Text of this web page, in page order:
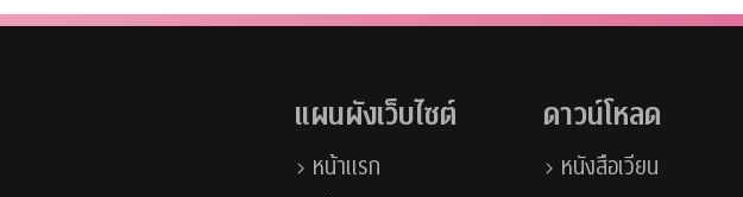
แผนผังเว็บไซต์
หน้าแรก
ดาวน์โหลด
หนังสือเวียน